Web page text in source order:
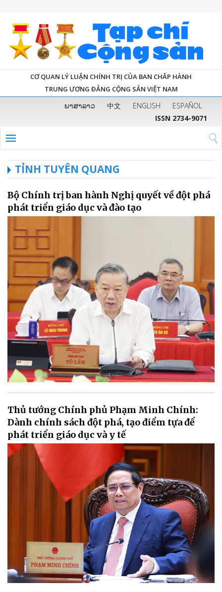
CƠ QUAN LÝ LUẬN CHÍNH TRỊ CỦA BAN CHẤP HÀNH
TRUNG ƯƠNG ĐẢNG CỘNG SẢN VIỆT NAM
ພາສາລາວ 中文 ENGLISH
ESPAÑOL
ISSN 2734-9071
TỈNH TUYÊN QUANG
Bộ Chính trị ban hành Nghị quyết về đột phá
phát triển giáo dục và đào tạo
Thủ tướng Chính phủ Phạm Minh Chính:
Dành chính sách đột phá, tạo điểm tựa để
phát triển giáo dục và y tế